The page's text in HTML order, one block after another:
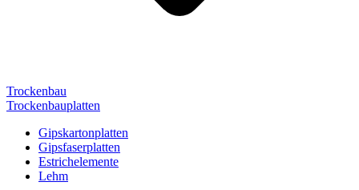
Trockenbau
Trockenbauplatten
Gipskartonplatten
Gipsfaserplatten
Estrichelemente
Lehm